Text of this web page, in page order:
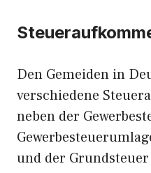
Den Gemeiden in
verschiedene
neben der
und der Grundsteuer